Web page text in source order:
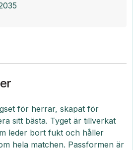
för herrar, skapat för
sitt bästa. Tyget är tillverkat
leder bort fukt och håller
hela matchen. Passformen är